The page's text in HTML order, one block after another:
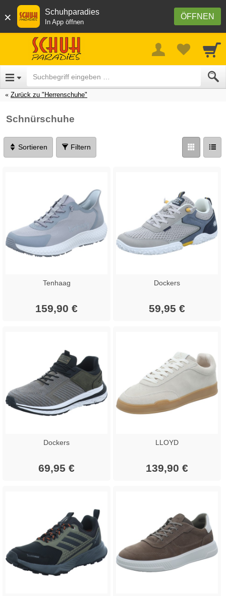
× ÖFFNEN
Schuhparadies
In App öffnen
Zurück zu "Herrenschuhe"
Schnürschuhe
Sortieren Filtern
Tenhaag
159,90 €
Dockers
59,95 €
Dockers
69,95 €
LLOYD
139,90 €